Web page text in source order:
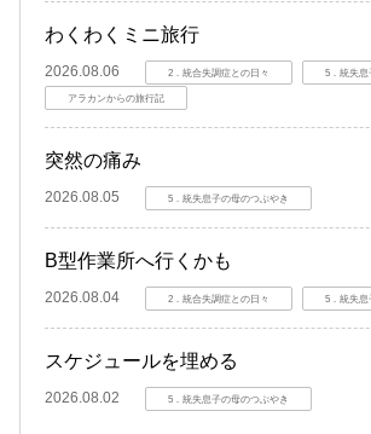
わくわくミニ旅行
2026.08.06 2．統合失調症との日々 5．統失息
アラカンからの旅行記
突然の痛み
2026.08.05 5．統失息子の母のつぶやき
B型作業所へ行くかも
2026.08.04 2．統合失調症との日々 5．統失息
スケジュールを埋める
2026.08.02 5．統失息子の母のつぶやき